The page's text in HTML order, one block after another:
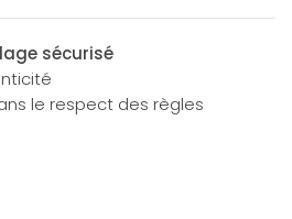
sécurisé
le respect des règles